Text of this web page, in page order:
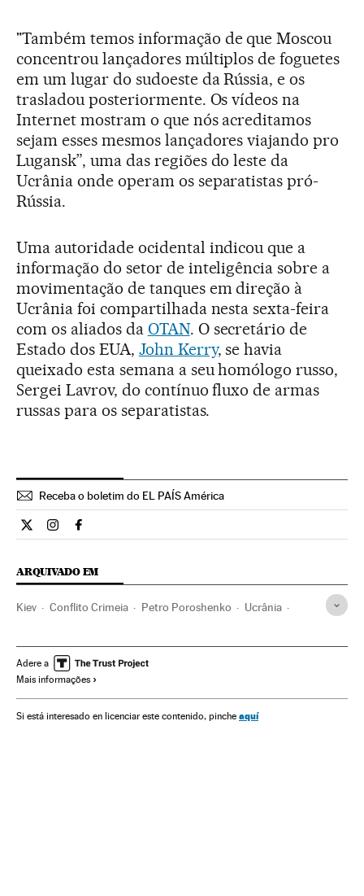
"Também temos informação de que Moscou
concentrou lançadores múltiplos de foguetes
em um lugar do sudoeste da Rússia, e os
trasladou posteriormente. Os vídeos na
Internet mostram o que nós acreditamos
sejam esses mesmos lançadores viajando pro
Lugansk”, uma das regiões do leste da
Ucrânia onde operam os separatistas pró-
Rússia.
Uma autoridade ocidental indicou que a
informação do setor de inteligência sobre a
movimentação de tanques em direção à
Ucrânia foi compartilhada nesta sexta-feira
com os aliados da OTAN. O secretário de
Estado dos EUA, John Kerry, se havia
queixado esta semana a seu homólogo russo,
Sergei Lavrov, do contínuo fluxo de armas
russas para os separatistas.
Receba o boletim do EL PAÍS América
Internacional El País Brasil en Twitter
Internacional El País Brasil en Instagram
Internacional El País Brasil en Facebook
ARQUIVADO EM
Kiev Conflito Crimeia Petro Poroshenko Ucrânia
Europa Conflitos Mariupol
Adere a
Mais informações
Si está interesado en licenciar este contenido, pinche aquí